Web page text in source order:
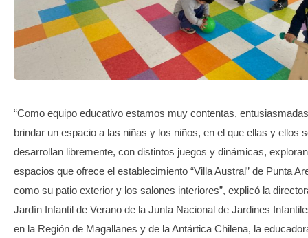
“Como equipo educativo estamos muy contentas,
brindar un espacio a las niñas y los niños, en el que ellas y ellos
desarrollan libremente, con distintos juegos y dinámicas,
espacios que ofrece el establecimiento “Villa Austral” de Punta
como su patio exterior y los salones interiores”, explicó la
Jardín Infantil de Verano de la Junta Nacional de Jardines
en la Región de Magallanes y de la Antártica Chilena, la